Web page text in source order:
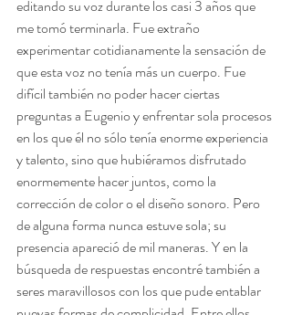
editando su voz durante los casi 3 años que
me tomó terminarla. Fue extraño
experimentar cotidianamente la sensación de
que esta voz no tenía más un cuerpo. Fue
difícil también no poder hacer ciertas
preguntas a Eugenio y enfrentar sola procesos
en los que él no sólo tenía enorme experiencia
y talento, sino que hubiéramos disfrutado
enormemente hacer juntos, como la
corrección de color o el diseño sonoro. Pero
de alguna forma nunca estuve sola; su
presencia apareció de mil maneras. Y en la
búsqueda de respuestas encontré también a
seres maravillosos con los que pude entablar